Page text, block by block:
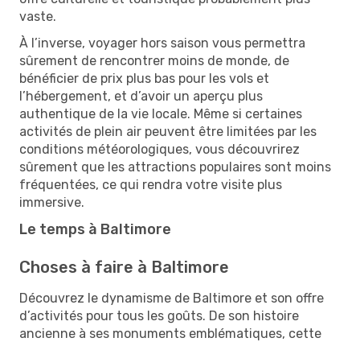
vaste.
À l’inverse, voyager hors saison vous permettra
sûrement de rencontrer moins de monde, de
bénéficier de prix plus bas pour les vols et
l’hébergement, et d’avoir un aperçu plus
authentique de la vie locale. Même si certaines
activités de plein air peuvent être limitées par les
conditions météorologiques, vous découvrirez
sûrement que les attractions populaires sont moins
fréquentées, ce qui rendra votre visite plus
immersive.
Le temps à Baltimore
Choses à faire à Baltimore
Découvrez le dynamisme de Baltimore et son offre
d’activités pour tous les goûts. De son histoire
ancienne à ses monuments emblématiques, cette